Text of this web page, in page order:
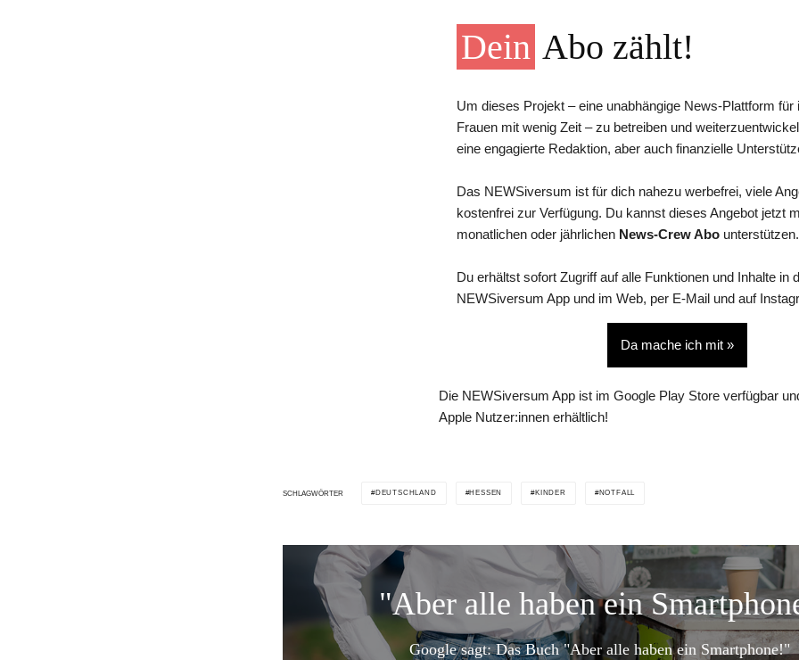
Dein Abo zählt!
Um dieses Projekt – eine unabhängige News-Plattform für
Frauen mit wenig Zeit – zu betreiben und
eine engagierte Redaktion, aber auch finanzielle
Das NEWSiversum ist für dich nahezu werbefrei, viele
kostenfrei zur Verfügung. Du kannst dieses Angebot jetzt
monatlichen oder jährlichen News-Crew Abo unterstützen.
Du erhältst sofort Zugriff auf alle Funktionen und Inhalte in
NEWSiversum App und im Web, per E-Mail und auf
Da mache ich mit »
Die NEWSiversum App ist im Google Play Store verfügbar
Apple Nutzer:innen erhältlich!
SCHLAGWÖRTER DEUTSCHLAND HESSEN KINDER NOTFALL
"Aber alle haben ein
Google sagt: Das Buch "Aber alle haben ein Smartphone!"